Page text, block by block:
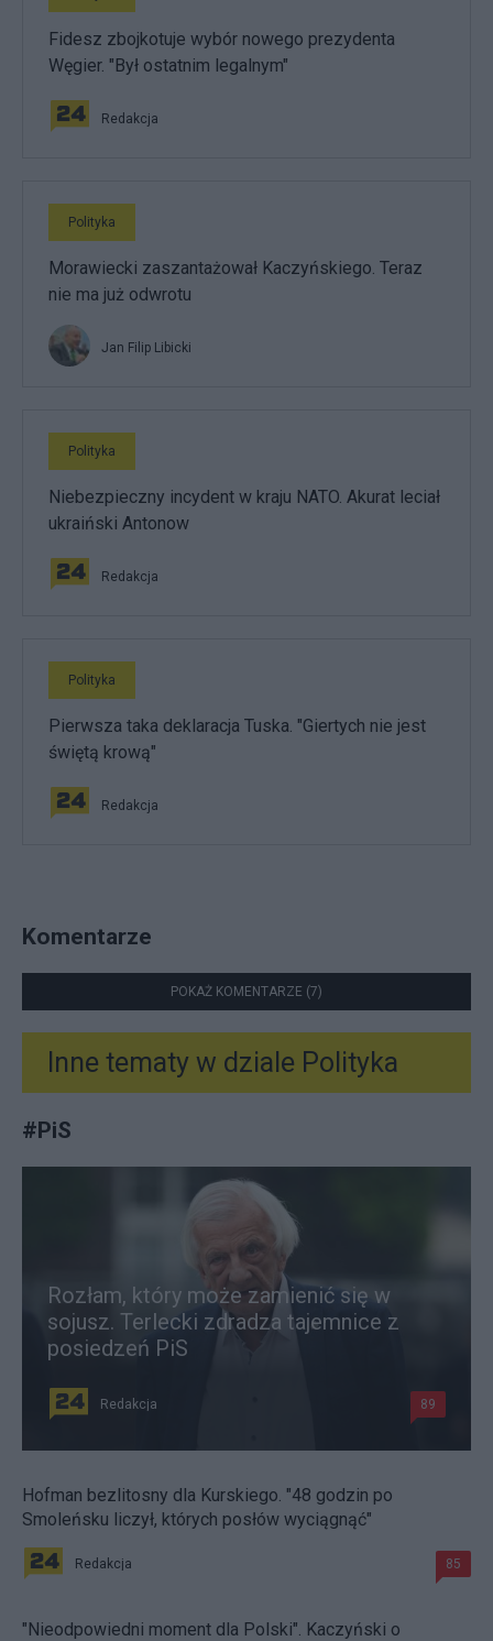
Fidesz zbojkotuje wybór nowego prezydenta
Węgier. "Był ostatnim legalnym"
Redakcja
Polityka
Morawiecki zaszantażował Kaczyńskiego. Teraz
nie ma już odwrotu
Jan Filip Libicki
Polityka
Niebezpieczny incydent w kraju NATO. Akurat leciał
ukraiński Antonow
Redakcja
Polityka
Pierwsza taka deklaracja Tuska. "Giertych nie jest
świętą krową"
Redakcja
Komentarze
POKAŻ KOMENTARZE (7)
Inne tematy w dziale Polityka
#PiS
Rozłam, który może zamienić się w
sojusz. Terlecki zdradza tajemnice z
posiedzeń PiS
Redakcja 89
Hofman bezlitosny dla Kurskiego. "48 godzin po
Smoleńsku liczył, których posłów wyciągnąć"
Redakcja 85
"Nieodpowiedni moment dla Polski". Kaczyński o